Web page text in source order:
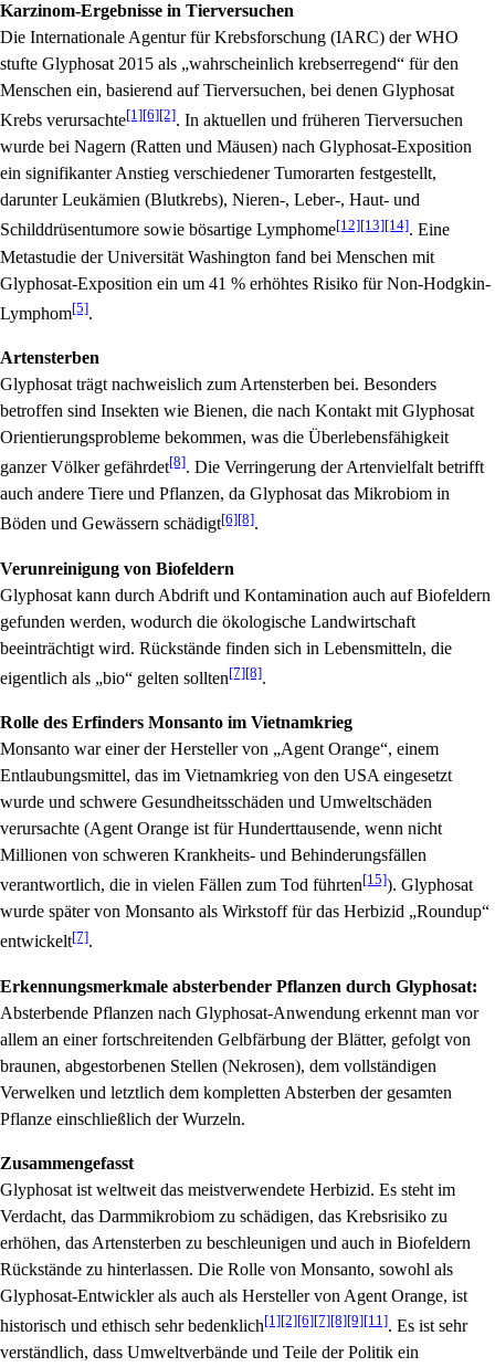
Karzinom-Ergebnisse in Tierversuchen
Die Internationale Agentur für Krebsforschung (IARC) der WHO
stufte Glyphosat 2015 als „wahrscheinlich krebserregend“ für den
Menschen ein, basierend auf Tierversuchen, bei denen Glyphosat
Krebs verursachte[1][6][2]. In aktuellen und früheren Tierversuchen
wurde bei Nagern (Ratten und Mäusen) nach Glyphosat-Exposition
ein signifikanter Anstieg verschiedener Tumorarten festgestellt,
darunter Leukämien (Blutkrebs), Nieren-, Leber-, Haut- und
Schilddrüsentumore sowie bösartige Lymphome[12][13][14]. Eine
Metastudie der Universität Washington fand bei Menschen mit
Glyphosat-Exposition ein um 41 % erhöhtes Risiko für Non-Hodgkin-
Lymphom[5].
Artensterben
Glyphosat trägt nachweislich zum Artensterben bei. Besonders
betroffen sind Insekten wie Bienen, die nach Kontakt mit Glyphosat
Orientierungsprobleme bekommen, was die Überlebensfähigkeit
ganzer Völker gefährdet[8]. Die Verringerung der Artenvielfalt betrifft
auch andere Tiere und Pflanzen, da Glyphosat das Mikrobiom in
Böden und Gewässern schädigt[6][8].
Verunreinigung von Biofeldern
Glyphosat kann durch Abdrift und Kontamination auch auf Biofeldern
gefunden werden, wodurch die ökologische Landwirtschaft
beeinträchtigt wird. Rückstände finden sich in Lebensmitteln, die
eigentlich als „bio“ gelten sollten[7][8].
Rolle des Erfinders Monsanto im Vietnamkrieg
Monsanto war einer der Hersteller von „Agent Orange“, einem
Entlaubungsmittel, das im Vietnamkrieg von den USA eingesetzt
wurde und schwere Gesundheitsschäden und Umweltschäden
verursachte (Agent Orange ist für Hunderttausende, wenn nicht
Millionen von schweren Krankheits- und Behinderungsfällen
verantwortlich, die in vielen Fällen zum Tod führten[15]). Glyphosat
wurde später von Monsanto als Wirkstoff für das Herbizid „Roundup“
entwickelt[7].
Erkennungsmerkmale absterbender Pflanzen durch Glyphosat:
Absterbende Pflanzen nach Glyphosat-Anwendung erkennt man vor
allem an einer fortschreitenden Gelbfärbung der Blätter, gefolgt von
braunen, abgestorbenen Stellen (Nekrosen), dem vollständigen
Verwelken und letztlich dem kompletten Absterben der gesamten
Pflanze einschließlich der Wurzeln.
Zusammengefasst
Glyphosat ist weltweit das meistverwendete Herbizid. Es steht im
Verdacht, das Darmmikrobiom zu schädigen, das Krebsrisiko zu
erhöhen, das Artensterben zu beschleunigen und auch in Biofeldern
Rückstände zu hinterlassen. Die Rolle von Monsanto, sowohl als
Glyphosat-Entwickler als auch als Hersteller von Agent Orange, ist
historisch und ethisch sehr bedenklich[1][2][6][7][8][9][11]. Es ist sehr
verständlich, dass Umweltverbände und Teile der Politik ein